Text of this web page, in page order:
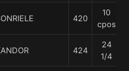
420
10
cpos
424
24
1/4